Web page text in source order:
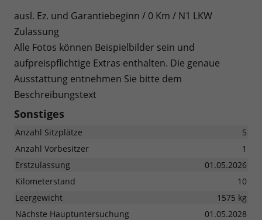
ausl. Ez. und Garantiebeginn / 0 Km / N1 LKW
Zulassung
Alle Fotos können Beispielbilder sein und
aufpreispflichtige Extras enthalten. Die genaue
Ausstattung entnehmen Sie bitte dem
Beschreibungstext
Sonstiges
Anzahl Sitzplätze
5
Anzahl Vorbesitzer
1
Erstzulassung
01.05.2026
Kilometerstand
10
Leergewicht
1575 kg
Nächste Hauptuntersuchung
01.05.2028